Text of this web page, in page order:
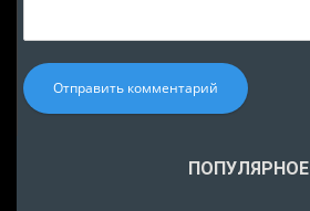
Отправить комментарий
ПОПУЛЯРНОЕ